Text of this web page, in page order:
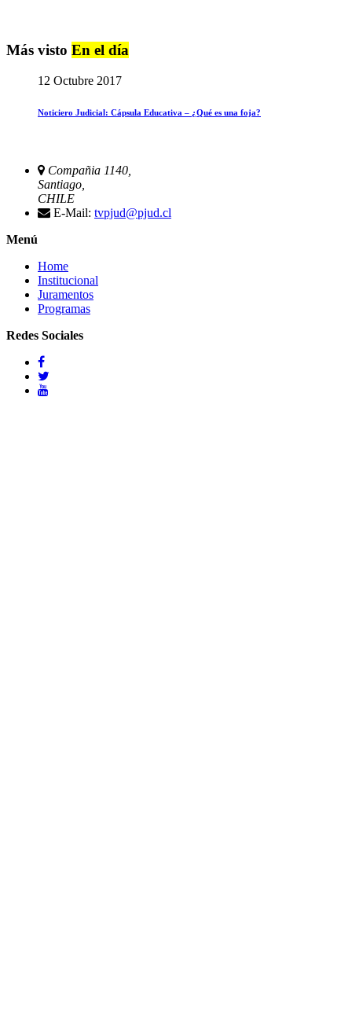
Más visto En el día
12 Octubre 2017
Noticiero Judicial: Cápsula Educativa – ¿Qué es una foja?
Compañia 1140,
Santiago,
CHILE
E-Mail: tvpjud@pjud.cl
Menú
Home
Institucional
Juramentos
Programas
Redes Sociales